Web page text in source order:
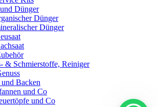
Dünger
Dünger
Dünger
& Schmierstoffe, Reiniger
Backen
und Co
und Co